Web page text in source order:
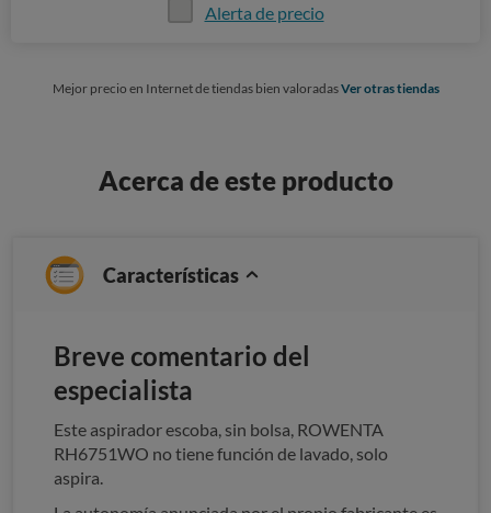
Alerta de precio
Mejor precio en Internet de tiendas bien valoradasVer otras tiendas
Acerca de este producto
Características
Breve comentario del
especialista
Este aspirador escoba, sin bolsa, ROWENTA
RH6751WO no tiene función de lavado, solo
aspira.